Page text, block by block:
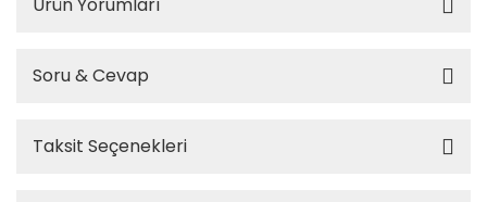
Soru & Cevap
Taksit Seçenekleri